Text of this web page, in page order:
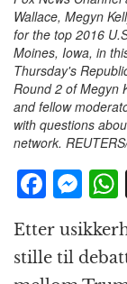
Wallace, Megyn
for the top 2016
Moines, Iowa, in
Thursday's
Round 2 of Megyn
and fellow
with questions
network.
F
c
e
M
e
ss
e
h
Etter
stille til